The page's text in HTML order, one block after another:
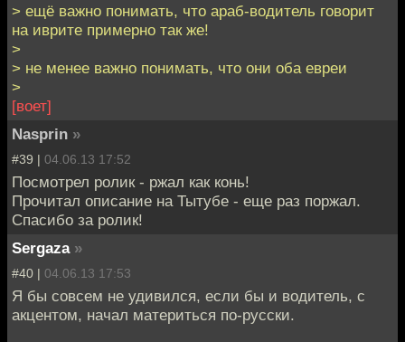
> ещё важно понимать, что араб-водитель говорит
на иврите примерно так же!
>
> не менее важно понимать, что они оба евреи
>
[воет]
Nasprin »
#39 | 04.06.13 17:52
Посмотрел ролик - ржал как конь!
Прочитал описание на Тытубе - еще раз поржал.
Спасибо за ролик!
Sergaza »
#40 | 04.06.13 17:53
Я бы совсем не удивился, если бы и водитель, с
акцентом, начал материться по-русски.